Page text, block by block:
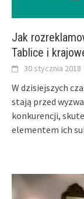
Jak
Tablice i
30 stycznia 2018
W dzisiejszych
stają przed
konkurencji,
elementem ich